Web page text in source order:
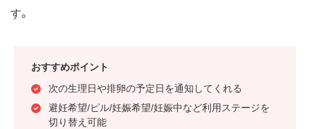
す。
おすすめポイント
次の生理日や排卵の予定日を通知してくれる
避妊希望/ピル/妊娠希望/妊娠中など利用ステージを
切り替え可能